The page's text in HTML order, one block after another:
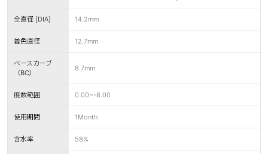
全直径 [DIA] 14.2mm
着色直径 12.7mm
ベースカーブ
（BC）
8.7mm
度数範囲 0.00~-8.00
使用期間 1Month
含水率 58%